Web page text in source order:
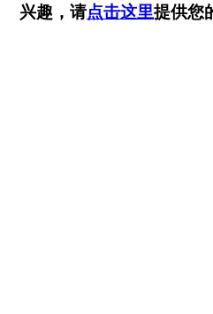
兴趣，请点击这里提供您